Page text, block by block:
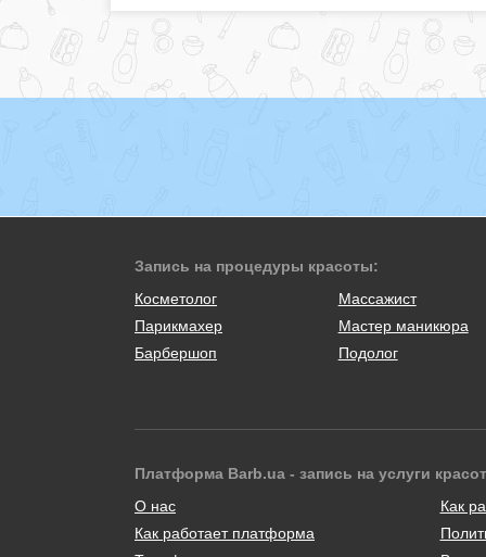
Запись на процедуры красоты:
Косметолог
Массажист
Парикмахер
Мастер маникюра
Барбершоп
Подолог
Платформа Barb.ua - запись на услуги
О нас
Как работает платформа
Как